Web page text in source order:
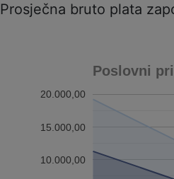
Prosječna bruto plata
Poslovni
10.000,00
15.000,00
20.000,00